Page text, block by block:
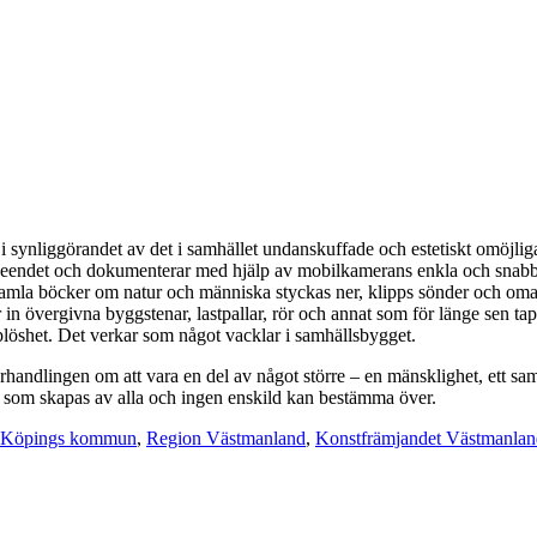
synliggörandet av det i samhället undanskuffade och estetiskt
och dokumenterar med hjälp av mobilkamerans enkla och
böcker om natur och människa styckas ner, klipps sönder och
övergivna byggstenar, lastpallar, rör och annat som för länge sen
Det verkar som något vacklar i samhällsbygget.
om att vara en del av något större – en mänsklighet, ett
skapas av alla och ingen enskild kan bestämma över.
Köpings kommun, Region Västmanland, Konstfrämjandet